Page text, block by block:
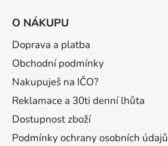
O NÁKUPU
Doprava a platba
Obchodní podmínky
Nakupuješ na IČO?
Reklamace a 30ti denní lhůta
Dostupnost zboží
Podmínky ochrany osobních údajů